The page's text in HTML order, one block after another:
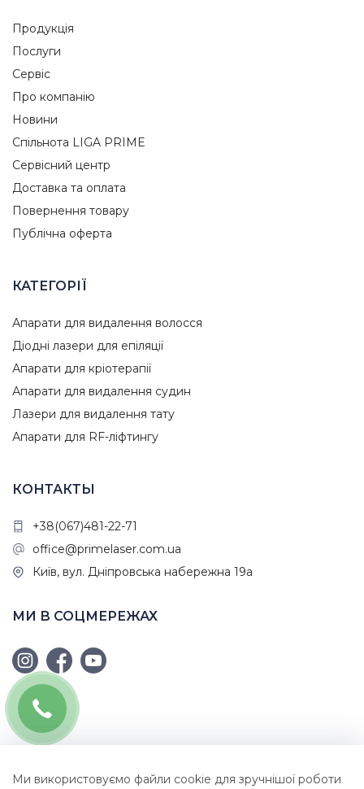
Продукція
Послуги
Сервіс
Про компанію
Новини
Спільнота LIGA PRIME
Сервісний центр
Доставка та оплата
Повернення товару
Публічна оферта
КАТЕГОРІЇ
Апарати для видалення волосся
Діодні лазери для епіляції
Апарати для кріотерапії
Апарати для видалення судин
Лазери для видалення тату
Апарати для RF-ліфтингу
КОНТАКТЫ
+38(067)481-22-71
office@primelaser.com.ua
Київ, вул. Дніпровська набережна 19а
МИ В СОЦМЕРЕЖАХ
© PrimeLaser Systems, 2026. Всі права захищені
Ми використовуємо файли cookie для зручнішої роботи